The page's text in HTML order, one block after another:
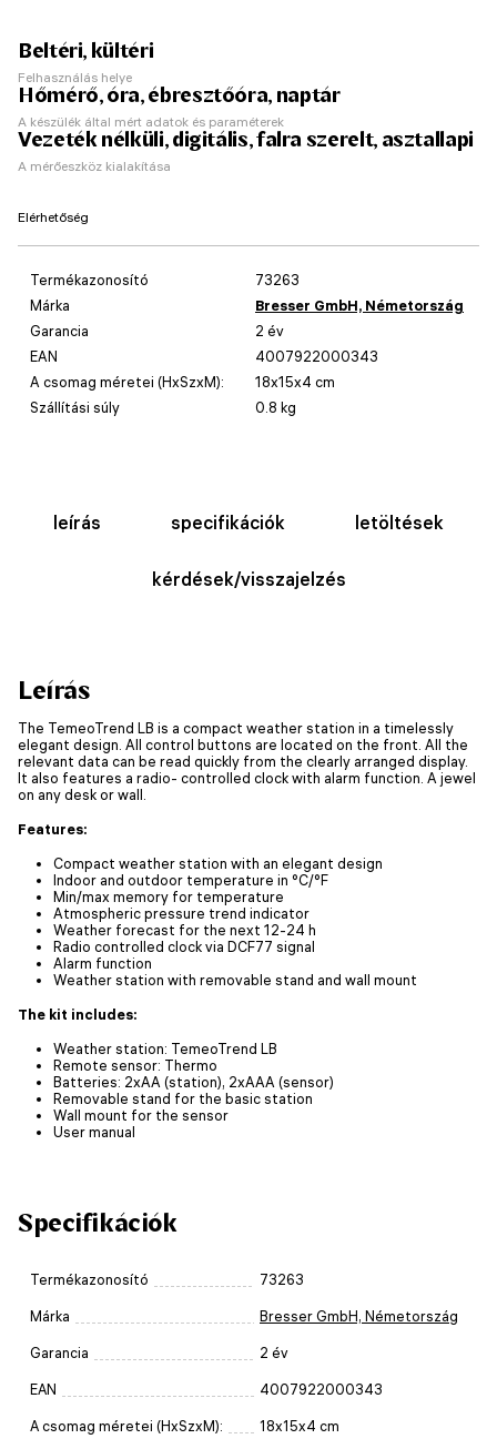
Beltéri, kültéri
Felhasználás helye
Hőmérő, óra, ébresztőóra, naptár
A készülék által mért adatok és paraméterek
Vezeték nélküli, digitális, falra szerelt, asztallapi
A mérőeszköz kialakítása
Elérhetőség
Termékazonosító
73263
Márka
Bresser GmbH, Németország
Garancia
2 év
EAN
4007922000343
A csomag méretei (HxSzxM):
18x15x4 cm
Szállítási súly
0.8 kg
leírás specifikációk letöltések
kérdések/visszajelzés
Leírás
The TemeoTrend LB is a compact weather station in a timelessly
elegant design. All control buttons are located on the front. All the
relevant data can be read quickly from the clearly arranged display.
It also features a radio- controlled clock with alarm function. A jewel
on any desk or wall.
Features:
Compact weather station with an elegant design
Indoor and outdoor temperature in °C/°F
Min/max memory for temperature
Atmospheric pressure trend indicator
Weather forecast for the next 12-24 h
Radio controlled clock via DCF77 signal
Alarm function
Weather station with removable stand and wall mount
The kit includes:
Weather station: TemeoTrend LB
Remote sensor: Thermo
Batteries: 2xAA (station), 2xAAA (sensor)
Removable stand for the basic station
Wall mount for the sensor
User manual
Specifikációk
Termékazonosító 73263
Márka Bresser GmbH, Németország
Garancia 2 év
EAN 4007922000343
A csomag méretei (HxSzxM): 18x15x4 cm